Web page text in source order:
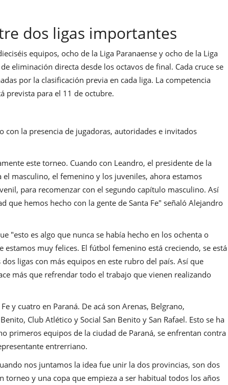
dos ligas importantes
equipos, ocho de la Liga Paranaense y ocho de la Liga
eliminación directa desde los octavos de final. Cada cruce se
por la clasificación previa en cada liga. La competencia
prevista para el 11 de octubre.
con la presencia de jugadoras, autoridades e invitados
este torneo. Cuando con Leandro, el presidente de la
el masculino, el femenino y los juveniles, ahora estamos
para recomenzar con el segundo capítulo masculino. Así
que hemos hecho con la gente de Santa Fe" señaló Alejandro
"esto es algo que nunca se había hecho en los ochenta o
estamos muy felices. El fútbol femenino está creciendo, se está
ligas con más equipos en este rubro del país. Así que
más que refrendar todo el trabajo que vienen realizando
y cuatro en Paraná. De acá son Arenas, Belgrano,
Club Atlético y Social San Benito y San Rafael. Esto se ha
primeros equipos de la ciudad de Paraná, se enfrentan contra
entrerriano.
nos juntamos la idea fue unir la dos provincias, son dos
torneo y una copa que empieza a ser habitual todos los años